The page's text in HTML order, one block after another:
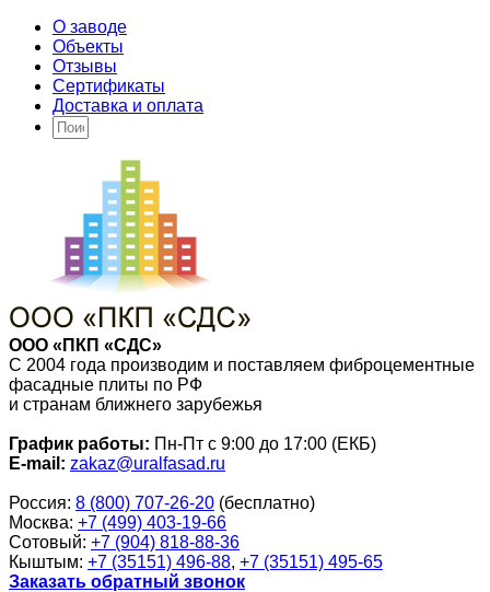
О заводе
Объекты
Отзывы
Сертификаты
Доставка и оплата
ООО «ПКП «СДС»
С 2004 года производим и поставляем фиброцементные
фасадные плиты по РФ
и странам ближнего зарубежья
График работы: Пн-Пт с 9:00 до 17:00 (ЕКБ)
E-mail: zakaz@uralfasad.ru
Россия: 8 (800) 707-26-20 (бесплатно)
Москва: +7 (499) 403-19-66
Сотовый: +7 (904) 818-88-36
Кыштым: +7 (35151) 496-88, +7 (35151) 495-65
Заказать обратный звонок